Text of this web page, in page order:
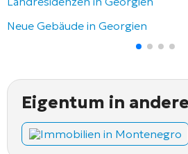
Neue Gebäude in Georgien
Eigentum in
Immobilien in Montenegro